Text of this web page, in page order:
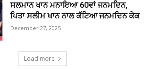
ਸਲਮਾਨ ਖਾਨ ਮਨਾਇਆ 60ਵਾਂ ਜਨਮਦਿਨ,
ਪਿਤਾ ਸਲੀਮ ਖਾਨ ਨਾਲ ਕੱਟਿਆ ਜਨਮਦਿਨ ਕੇਕ
December 27, 2025
Load more